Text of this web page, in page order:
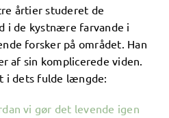
årtier studeret de
i de kystnære farvande i
forsker på området. Han
af sin komplicerede viden.
i dets fulde længde:
vi gør det levende igen